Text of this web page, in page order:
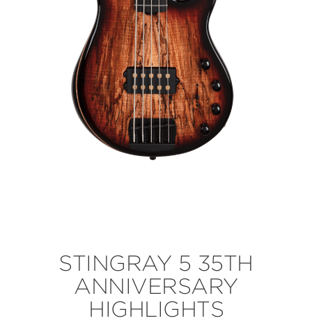
STINGRAY 5 35TH
ANNIVERSARY
HIGHLIGHTS